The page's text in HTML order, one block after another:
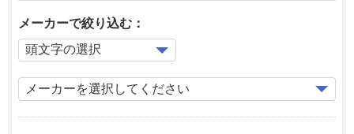
メーカーで絞り込む：